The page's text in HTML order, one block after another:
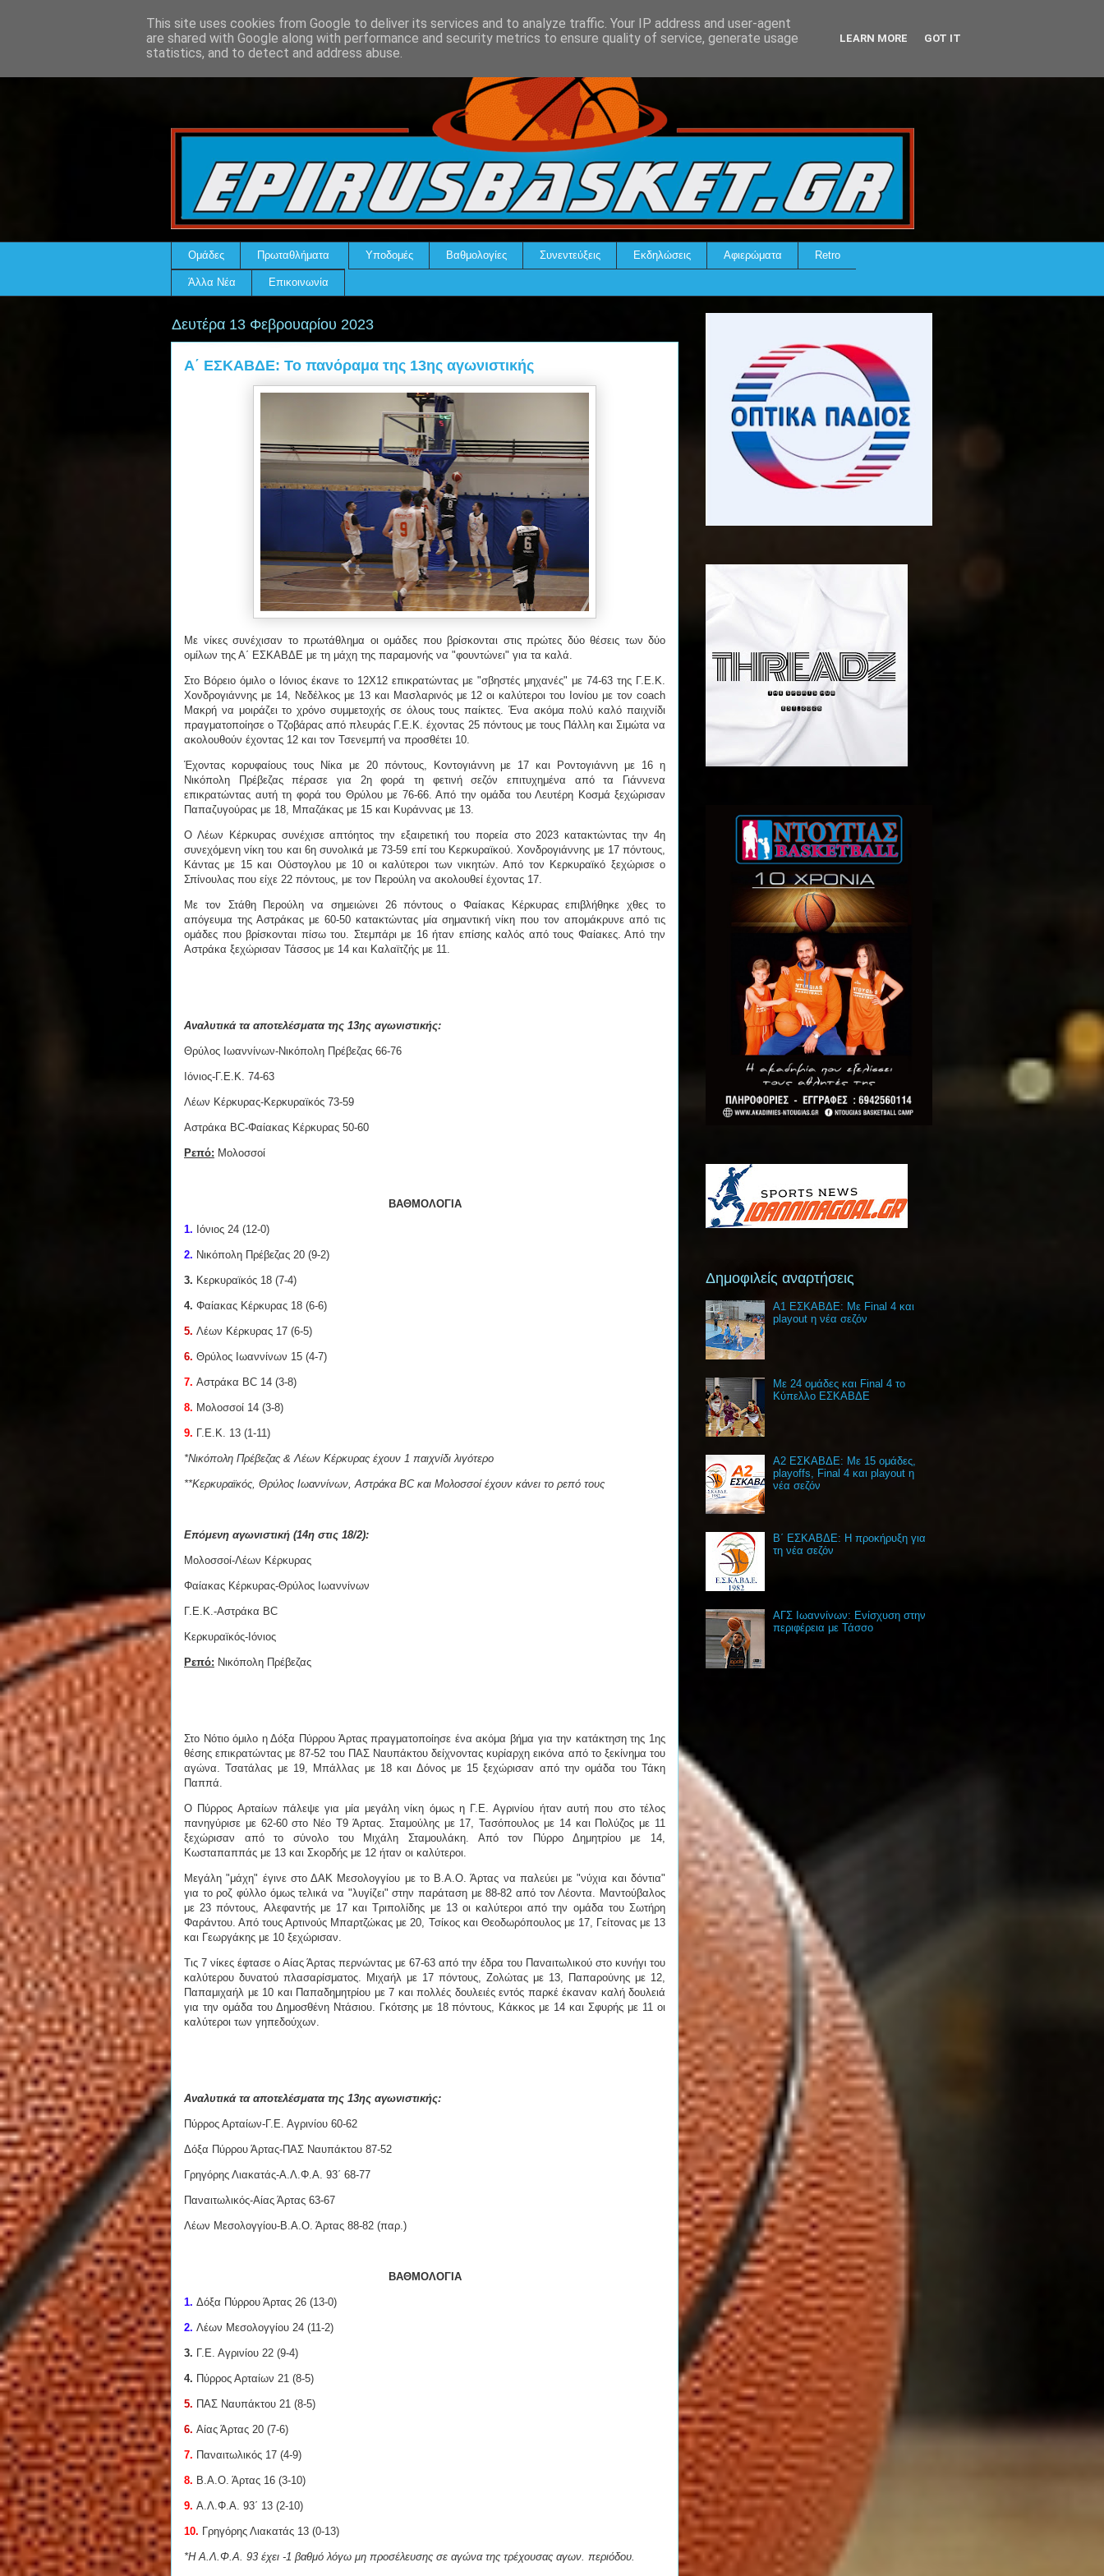
Ομάδες Πρωταθλήματα Υποδομές Βαθμολογίες Συνεντεύξεις Εκδηλώσεις Αφιερώματα Retro
Άλλα Νέα Επικοινωνία
Δευτέρα 13 Φεβρουαρίου 2023
Α΄ ΕΣΚΑΒΔΕ: Το πανόραμα της 13ης αγωνιστικής
Με νίκες συνέχισαν το πρωτάθλημα οι ομάδες που βρίσκονται στις πρώτες δύο θέσεις των δύο
ομίλων της Α΄ ΕΣΚΑΒΔΕ με τη μάχη της παραμονής να "φουντώνει" για τα καλά.
Στο Βόρειο όμιλο ο Ιόνιος έκανε το 12Χ12 επικρατώντας με "σβηστές μηχανές" με 74-63 της Γ.Ε.Κ.
Χονδρογιάννης με 14, Νεδέλκος με 13 και Μασλαρινός με 12 οι καλύτεροι του Ιονίου με τον coach
Μακρή να μοιράζει το χρόνο συμμετοχής σε όλους τους παίκτες. Ένα ακόμα πολύ καλό παιχνίδι
πραγματοποίησε ο Τζοβάρας από πλευράς Γ.Ε.Κ. έχοντας 25 πόντους με τους Πάλλη και Σιμώτα να
ακολουθούν έχοντας 12 και τον Τσενεμπή να προσθέτει 10.
Έχοντας κορυφαίους τους Νίκα με 20 πόντους, Κοντογιάννη με 17 και Ροντογιάννη με 16 η
Νικόπολη Πρέβεζας πέρασε για 2η φορά τη φετινή σεζόν επιτυχημένα από τα Γιάννενα
επικρατώντας αυτή τη φορά του Θρύλου με 76-66. Από την ομάδα του Λευτέρη Κοσμά ξεχώρισαν
Παπαζυγούρας με 18, Μπαζάκας με 15 και Κυράννας με 13.
Ο Λέων Κέρκυρας συνέχισε απτόητος την εξαιρετική του πορεία στο 2023 κατακτώντας την 4η
συνεχόμενη νίκη του και 6η συνολικά με 73-59 επί του Κερκυραϊκού. Χονδρογιάννης με 17 πόντους,
Κάντας με 15 και Ούστογλου με 10 οι καλύτεροι των νικητών. Από τον Κερκυραϊκό ξεχώρισε ο
Σπίνουλας που είχε 22 πόντους, με τον Περούλη να ακολουθεί έχοντας 17.
Με τον Στάθη Περούλη να σημειώνει 26 πόντους ο Φαίακας Κέρκυρας επιβλήθηκε χθες το
απόγευμα της Αστράκας με 60-50 κατακτώντας μία σημαντική νίκη που τον απομάκρυνε από τις
ομάδες που βρίσκονται πίσω του. Στεμπάρι με 16 ήταν επίσης καλός από τους Φαίακες. Από την
Αστράκα ξεχώρισαν Τάσσος με 14 και Καλαϊτζής με 11.
Αναλυτικά τα αποτελέσματα της 13ης αγωνιστικής:
Θρύλος Ιωαννίνων-Νικόπολη Πρέβεζας 66-76
Ιόνιος-Γ.Ε.Κ. 74-63
Λέων Κέρκυρας-Κερκυραϊκός 73-59
Αστράκα BC-Φαίακας Κέρκυρας 50-60
Ρεπό: Μολοσσοί
ΒΑΘΜΟΛΟΓΙΑ
1. Ιόνιος 24 (12-0)
2. Νικόπολη Πρέβεζας 20 (9-2)
3. Κερκυραϊκός 18 (7-4)
4. Φαίακας Κέρκυρας 18 (6-6)
5. Λέων Κέρκυρας 17 (6-5)
6. Θρύλος Ιωαννίνων 15 (4-7)
7. Αστράκα BC 14 (3-8)
8. Μολοσσοί 14 (3-8)
9. Γ.Ε.Κ. 13 (1-11)
*Νικόπολη Πρέβεζας & Λέων Κέρκυρας έχουν 1 παιχνίδι λιγότερο
**Κερκυραϊκός, Θρύλος Ιωαννίνων, Αστράκα BC και Μολοσσοί έχουν κάνει το ρεπό τους
Επόμενη αγωνιστική (14η στις 18/2):
Μολοσσοί-Λέων Κέρκυρας
Φαίακας Κέρκυρας-Θρύλος Ιωαννίνων
Γ.Ε.Κ.-Αστράκα BC
Κερκυραϊκός-Ιόνιος
Ρεπό: Νικόπολη Πρέβεζας
Στο Νότιο όμιλο η Δόξα Πύρρου Άρτας πραγματοποίησε ένα ακόμα βήμα για την κατάκτηση της 1ης
θέσης επικρατώντας με 87-52 του ΠΑΣ Ναυπάκτου δείχνοντας κυρίαρχη εικόνα από το ξεκίνημα του
αγώνα. Τσατάλας με 19, Μπάλλας με 18 και Δόνος με 15 ξεχώρισαν από την ομάδα του Τάκη
Παππά.
Ο Πύρρος Αρταίων πάλεψε για μία μεγάλη νίκη όμως η Γ.Ε. Αγρινίου ήταν αυτή που στο τέλος
πανηγύρισε με 62-60 στο Νέο Τ9 Άρτας. Σταμούλης με 17, Τασόπουλος με 14 και Πολύζος με 11
ξεχώρισαν από το σύνολο του Μιχάλη Σταμουλάκη. Από τον Πύρρο Δημητρίου με 14,
Κωσταπαππάς με 13 και Σκορδής με 12 ήταν οι καλύτεροι.
Μεγάλη "μάχη" έγινε στο ΔΑΚ Μεσολογγίου με το Β.Α.Ο. Άρτας να παλεύει με "νύχια και δόντια"
για το ροζ φύλλο όμως τελικά να "λυγίζει" στην παράταση με 88-82 από τον Λέοντα. Μαντούβαλος
με 23 πόντους, Αλεφαντής με 17 και Τριπολίδης με 13 οι καλύτεροι από την ομάδα του Σωτήρη
Φαράντου. Από τους Αρτινούς Μπαρτζώκας με 20, Τσίκος και Θεοδωρόπουλος με 17, Γείτονας με 13
και Γεωργάκης με 10 ξεχώρισαν.
Τις 7 νίκες έφτασε ο Αίας Άρτας περνώντας με 67-63 από την έδρα του Παναιτωλικού στο κυνήγι του
καλύτερου δυνατού πλασαρίσματος. Μιχαήλ με 17 πόντους, Ζολώτας με 13, Παπαρούνης με 12,
Παπαμιχαήλ με 10 και Παπαδημητρίου με 7 και πολλές δουλειές εντός παρκέ έκαναν καλή δουλειά
για την ομάδα του Δημοσθένη Ντάσιου. Γκότσης με 18 πόντους, Κάκκος με 14 και Σφυρής με 11 οι
καλύτεροι των γηπεδούχων.
Αναλυτικά τα αποτελέσματα της 13ης αγωνιστικής:
Πύρρος Αρταίων-Γ.Ε. Αγρινίου 60-62
Δόξα Πύρρου Άρτας-ΠΑΣ Ναυπάκτου 87-52
Γρηγόρης Λιακατάς-Α.Λ.Φ.Α. 93΄ 68-77
Παναιτωλικός-Αίας Άρτας 63-67
Λέων Μεσολογγίου-Β.Α.Ο. Άρτας 88-82 (παρ.)
ΒΑΘΜΟΛΟΓΙΑ
1. Δόξα Πύρρου Άρτας 26 (13-0)
2. Λέων Μεσολογγίου 24 (11-2)
3. Γ.Ε. Αγρινίου 22 (9-4)
4. Πύρρος Αρταίων 21 (8-5)
5. ΠΑΣ Ναυπάκτου 21 (8-5)
6. Αίας Άρτας 20 (7-6)
7. Παναιτωλικός 17 (4-9)
8. Β.Α.Ο. Άρτας 16 (3-10)
9. Α.Λ.Φ.Α. 93΄ 13 (2-10)
10. Γρηγόρης Λιακατάς 13 (0-13)
*Η Α.Λ.Φ.Α. 93 έχει -1 βαθμό λόγω μη προσέλευσης σε αγώνα της τρέχουσας αγων. περιόδου.
Δημοφιλείς αναρτήσεις
Α1 ΕΣΚΑΒΔΕ: Με Final 4 και
playout η νέα σεζόν
Με 24 ομάδες και Final 4 το
Κύπελλο ΕΣΚΑΒΔΕ
Α2 ΕΣΚΑΒΔΕ: Με 15 ομάδες,
playoffs, Final 4 και playout η
νέα σεζόν
Β΄ ΕΣΚΑΒΔΕ: Η προκήρυξη για
τη νέα σεζόν
ΑΓΣ Ιωαννίνων: Ενίσχυση στην
περιφέρεια με Τάσσο
This site uses cookies from Google to deliver its services and to analyze traffic. Your IP address and user-agent
are shared with Google along with performance and security metrics to ensure quality of service, generate usage
statistics, and to detect and address abuse.
LEARN MORE GOT IT